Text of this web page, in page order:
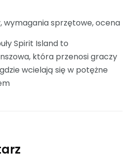
wymagania sprzętowe, ocena
Spirit Island to
która przenosi graczy
wcielają się w potężne